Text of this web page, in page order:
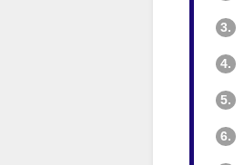
3.
4.
5.
6.